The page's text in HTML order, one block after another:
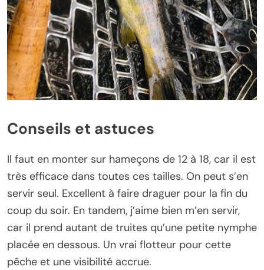
Conseils et astuces
Il faut en monter sur hameçons de 12 à 18, car il est
très efficace dans toutes ces tailles. On peut s’en
servir seul. Excellent à faire draguer pour la fin du
coup du soir. En tandem, j’aime bien m’en servir,
car il prend autant de truites qu’une petite nymphe
placée en dessous. Un vrai flotteur pour cette
pêche et une visibilité accrue.